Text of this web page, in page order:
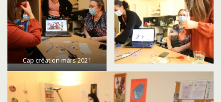
Cap création mars 2021